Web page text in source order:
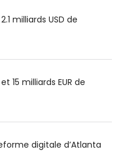
milliards USD de
15 milliards EUR de
digitale d’Atlanta